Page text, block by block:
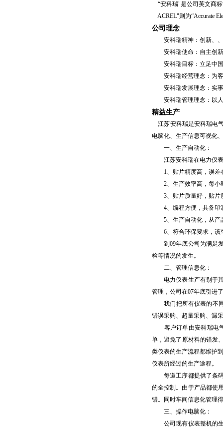
“安科瑞"是公司英文商
ACREL"则为“Accurate
公司理念
安科瑞精神：创新、、
安科瑞使命：自主创新
安科瑞目标：立足中国
安科瑞经营理念：为客
安科瑞发展理念：实事
安科瑞管理理念：以人
精益生产
江苏安科瑞是安科瑞电
电脑化、生产信息可视化
一、生产自动化：
江苏安科瑞在电力仪表
1、贴片精度高，误差
2、生产效率高，每小
3、贴片质量好，贴片
4、编程方便，具备印
5、生产自动化，从产品
6、符合环保要求，该生
到09年底公司为满足发
检等情况的发生。
二、管理信息化：
电力仪表生产有别于其
管理，公司在07年底引进
我们把所有仪表的不同
错误采购、超量采购、漏
客户订单由安科瑞电气
单，避免了原材料的错发
类仪表的生产流程都维护
仪表所经过的生产途程。
每道工序都提供了条码
的全控制。由于产品都使
错。同时车间信息化管理
三、操作电脑化：
公司现有仪表整机的生